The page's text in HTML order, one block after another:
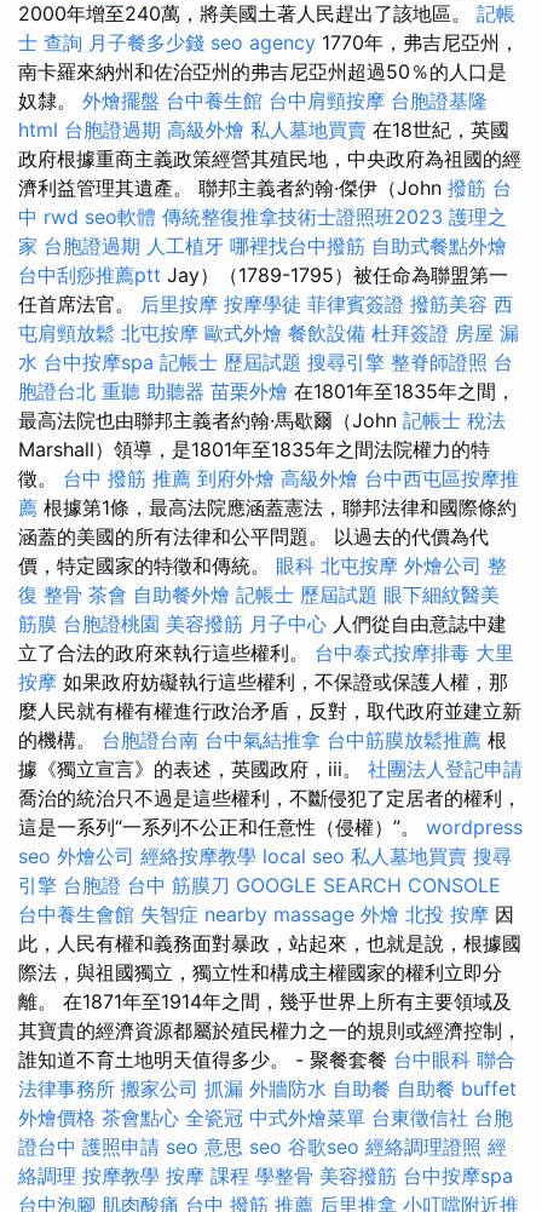
2000年增至240萬，將美國土著人民趕出了該地區。 記帳
士 查詢 月子餐多少錢 seo agency 1770年，弗吉尼亞州，
南卡羅來納州和佐治亞州的弗吉尼亞州超過50％的人口是
奴隸。 外燴擺盤 台中養生館 台中肩頸按摩 台胞證基隆
html 台胞證過期 高級外燴 私人墓地買賣 在18世紀，英國
政府根據重商主義政策經營其殖民地，中央政府為祖國的經
濟利益管理其遺產。 聯邦主義者約翰·傑伊（John 撥筋 台
中 rwd seo軟體 傳統整復推拿技術士證照班2023 護理之
家 台胞證過期 人工植牙 哪裡找台中撥筋 自助式餐點外燴
台中刮痧推薦ptt Jay）（1789-1795）被任命為聯盟第一
任首席法官。 后里按摩 按摩學徒 菲律賓簽證 撥筋美容 西
屯肩頸放鬆 北屯按摩 歐式外燴 餐飲設備 杜拜簽證 房屋 漏
水 台中按摩spa 記帳士 歷屆試題 搜尋引擎 整脊師證照 台
胞證台北 重聽 助聽器 苗栗外燴 在1801年至1835年之間，
最高法院也由聯邦主義者約翰·馬歇爾（John 記帳士 稅法
Marshall）領導，是1801年至1835年之間法院權力的特
徵。 台中 撥筋 推薦 到府外燴 高級外燴 台中西屯區按摩推
薦 根據第1條，最高法院應涵蓋憲法，聯邦法律和國際條約
涵蓋的美國的所有法律和公平問題。 以過去的代價為代
價，特定國家的特徵和傳統。 眼科 北屯按摩 外燴公司 整
復 整骨 茶會 自助餐外燴 記帳士 歷屆試題 眼下細紋醫美
筋膜 台胞證桃園 美容撥筋 月子中心 人們從自由意誌中建
立了合法的政府來執行這些權利。 台中泰式按摩排毒 大里
按摩 如果政府妨礙執行這些權利，不保證或保護人權，那
麼人民就有權有權進行政治矛盾，反對，取代政府並建立新
的機構。 台胞證台南 台中氣結推拿 台中筋膜放鬆推薦 根
據《獨立宣言》的表述，英國政府，iii。 社團法人登記申請
喬治的統治只不過是這些權利，不斷侵犯了定居者的權利，
這是一系列“一系列不公正和任意性（侵權）”。 wordpress
seo 外燴公司 經絡按摩教學 local seo 私人墓地買賣 搜尋
引擎 台胞證 台中 筋膜刀 GOOGLE SEARCH CONSOLE
台中養生會館 失智症 nearby massage 外燴 北投 按摩 因
此，人民有權和義務面對暴政，站起來，也就是說，根據國
際法，與祖國獨立，獨立性和構成主權國家的權利立即分
離。 在1871年至1914年之間，幾乎世界上所有主要領域及
其寶貴的經濟資源都屬於殖民權力之一的規則或經濟控制，
誰知道不育土地明天值得多少。 - 聚餐套餐 台中眼科 聯合
法律事務所 搬家公司 抓漏 外牆防水 自助餐 自助餐 buffet
外燴價格 茶會點心 全瓷冠 中式外燴菜單 台東徵信社 台胞
證台中 護照申請 seo 意思 seo 谷歌seo 經絡調理證照 經
絡調理 按摩教學 按摩 課程 學整骨 美容撥筋 台中按摩spa
台中泡腳 肌肉酸痛 台中 撥筋 推薦 后里推拿 小叮噹附近推